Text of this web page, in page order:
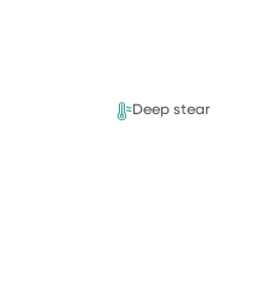
Deep steam